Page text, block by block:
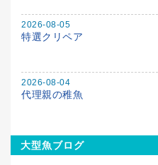
2026-08-05
特選クリペア
2026-08-04
代理親の稚魚
大型魚ブログ